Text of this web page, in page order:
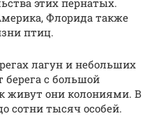
Флорида также
птиц.
лагун и небольших
с большой
живут они колониями. В
сотни тысяч особей.